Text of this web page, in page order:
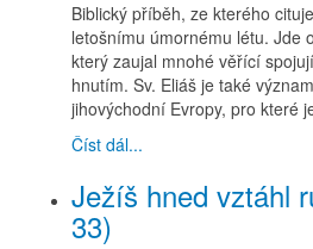
Biblický příběh, ze kterého
letošnímu úmornému létu. Jde
který zaujal mnohé věřící
hnutím. Sv. Eliáš je také
jihovýchodní Evropy, pro které
Číst dál...
Ježíš hned vztáhl
33)